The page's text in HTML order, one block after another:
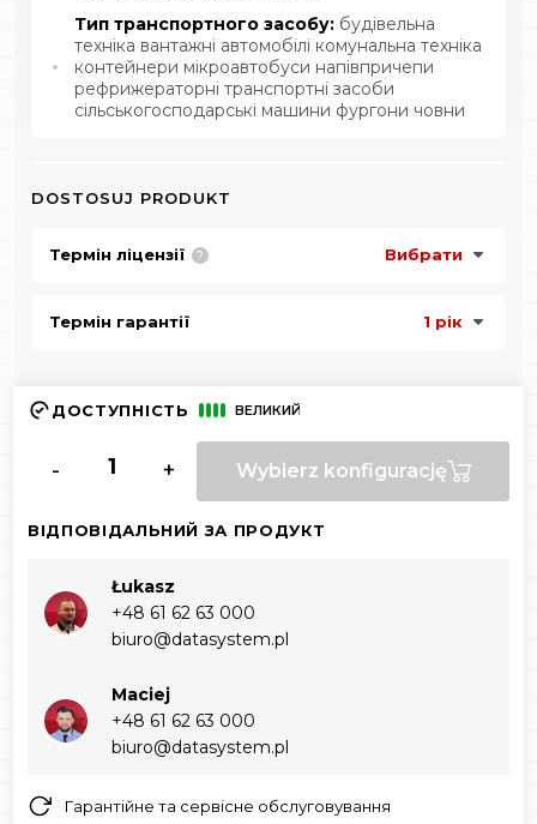
Тип транспортного засобу: будівельна
техніка вантажні автомобілі комунальна техніка
контейнери мікроавтобуси напівпричепи
рефрижераторні транспортні засоби
сільськогосподарські машини фургони човни
DOSTOSUJ PRODUKT
Термін ліцензії ? Вибрати
Термін гарантії 1 рік
ДОСТУПНІСТЬ ВЕЛИКИЙ
- + Wybierz konfigurację
ВІДПОВІДАЛЬНИЙ ЗА ПРОДУКТ
Łukasz
+48 61 62 63 000‬
biuro@datasystem.pl
Maciej
+48 61 62 63 000‬
biuro@datasystem.pl
Гарантійне та сервісне обслуговування